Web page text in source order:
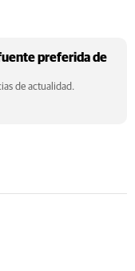
preferida de
de actualidad.